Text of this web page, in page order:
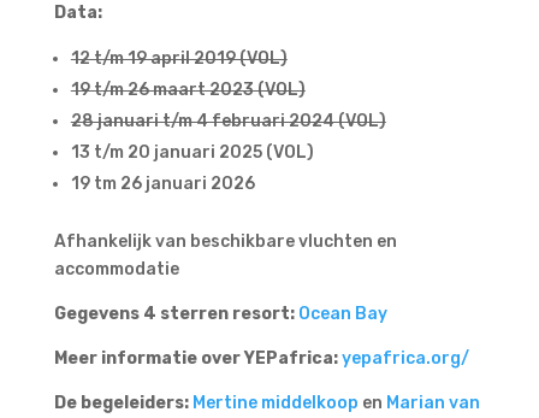
Data:
12 t/m 19 april 2019 (VOL)
19 t/m 26 maart 2023 (VOL)
28 januari t/m 4 februari 2024 (VOL)
13 t/m 20 januari 2025 (VOL)
19 tm 26 januari 2026
Afhankelijk van beschikbare vluchten en
accommodatie
Gegevens 4 sterren resort: Ocean Bay
Meer informatie over YEPafrica:yepafrica.org/
De begeleiders: Mertine middelkoop en Marian van